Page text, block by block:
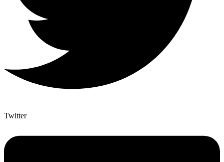
Twitter